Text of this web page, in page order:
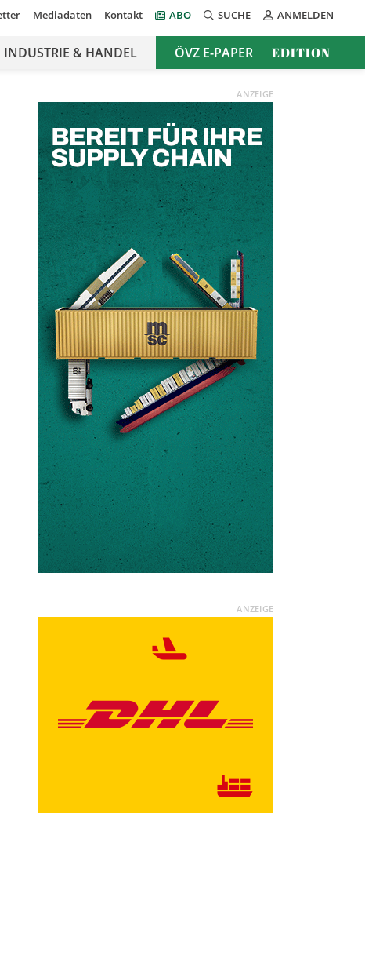
Mediadaten Kontakt ABO SUCHE ANMELDEN
INDUSTRIE & HANDEL ÖVZ E-PAPER EDITION
ANZEIGE
ANZEIGE